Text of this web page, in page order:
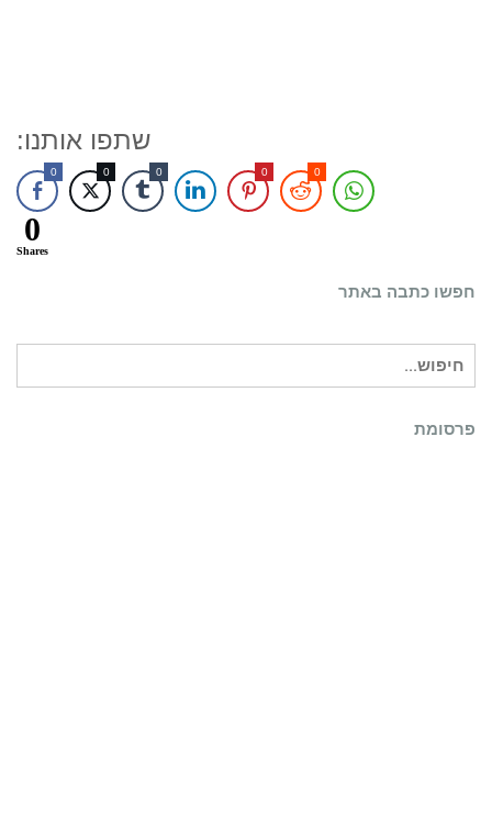
שתפו אותנו:
0 0 0 0 0
0
Shares
חפשו כתבה באתר
עבור:
פרסומת